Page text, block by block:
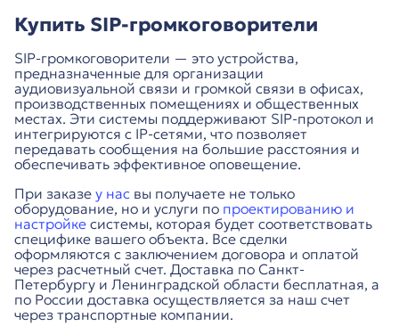
Купить SIP-громкоговорители
SIP-громкоговорители — это устройства,
предназначенные для организации
аудиовизуальной связи и громкой связи в офисах,
производственных помещениях и общественных
местах. Эти системы поддерживают SIP-протокол и
интегрируются с IP-сетями, что позволяет
передавать сообщения на большие расстояния и
обеспечивать эффективное оповещение.
При заказе у нас вы получаете не только
оборудование, но и услуги по проектированию и
настройке системы, которая будет соответствовать
специфике вашего объекта. Все сделки
оформляются с заключением договора и оплатой
через расчетный счет. Доставка по Санкт-
Петербургу и Ленинградской области бесплатная, а
по России доставка осуществляется за наш счет
через транспортные компании.